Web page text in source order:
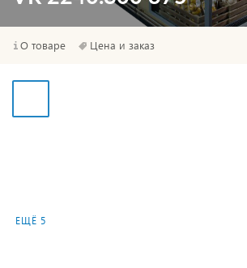
О товаре Цена и заказ
ЕЩЁ 5